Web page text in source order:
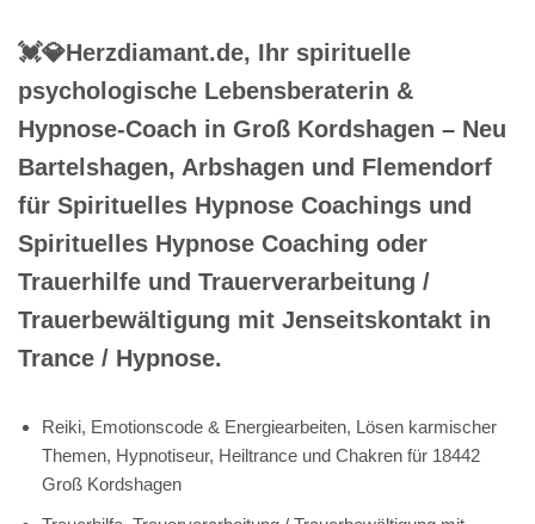
💓️💎Herzdiamant.de, Ihr spirituelle
psychologische Lebensberaterin &
Hypnose-Coach in Groß Kordshagen – Neu
Bartelshagen, Arbshagen und Flemendorf
für Spirituelles Hypnose Coachings und
Spirituelles Hypnose Coaching oder
Trauerhilfe und Trauerverarbeitung /
Trauerbewältigung mit Jenseitskontakt in
Trance / Hypnose.
Reiki, Emotionscode & Energiearbeiten, Lösen karmischer
Themen, Hypnotiseur, Heiltrance und Chakren für 18442
Groß Kordshagen